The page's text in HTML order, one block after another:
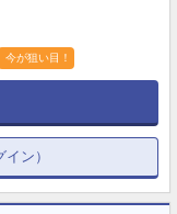
今が狙い目！
ン）